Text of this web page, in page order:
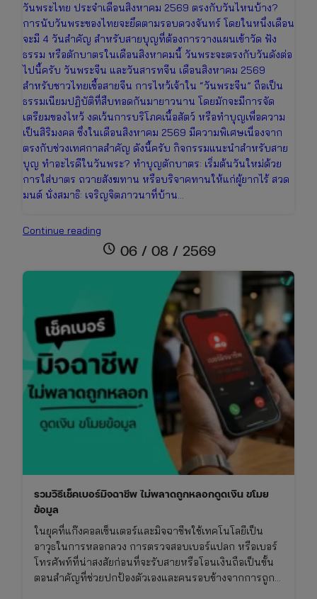
วันพระไทย ประจำเดือนสิงหาคม 2569 ตรงกับวันไหนบ้าง?
การนับวันพระของไทยจะยึดตามรอบดวงจันทร์ โดยในหนึ่งเดือน
จะมี 4 วันสำคัญ สำหรับสายบุญที่ต้องการวางแผนเข้าวัด ฟัง
ธรรม หรือตักบาตรในเดือนสิงหาคมนี้ วันพระจะตรงกับวันดังต่อ
ไปนี้ครับ วันพระจีน และวันสารทจีน เดือนสิงหาคม 2569
สำหรับชาวไทยเชื้อสายจีน การไหว้เจ้าใน “วันพระจีน” ถือเป็น
ธรรมเนียมปฏิบัติที่สืบทอดกันมายาวนาน โดยมักจะมีการจัด
เตรียมของไหว้ งดเว้นการบริโภคเนื้อสัตว์ หรือทำบุญเพื่อความ
เป็นสิริมงคล ซึ่งในเดือนสิงหาคม 2569 มีความพิเศษเนื่องจาก
ตรงกับช่วงเทศกาลสำคัญ ดังนี้ครับ กิจกรรมแนะนำสำหรับสาย
บุญ ทำอะไรดีในวันพระ? ทำบุญตักบาตร: เริ่มต้นวันใหม่ด้วย
การใส่บาตร ถวายสังฆทาน หรือบริจาคทานให้แก่ผู้ยากไร้ สวด
มนต์ นั่งสมาธิ: เจริญจิตภาวนาที่บ้าน…
Continue reading
วันพระ
เช็ก
วัน
มงคล
ไทย-
จีน
และ
เทศกาล
สารท
จีน
schedule 06 / 08 / 2569
รวมวิธีเช็คเบอร์มิจฉาชีพ ไม่พลาดถูกหลอกดูดเงิน ขโมย
ข้อมูล
ในยุคที่แก๊งคอลเซ็นเตอร์และมิจฉาชีพใช้เทคโนโลยีเป็น
อาวุธในการหลอกลวง การตรวจสอบเบอร์แปลก หรือเบอร์
โทรศัพท์ที่น่าสงสัยก่อนที่จะรับสายหรือโอนเงินถือเป็นขั้น
ตอนสำคัญที่ช่วยปกป้องตัวเองและคนรอบข้างจากการถูก